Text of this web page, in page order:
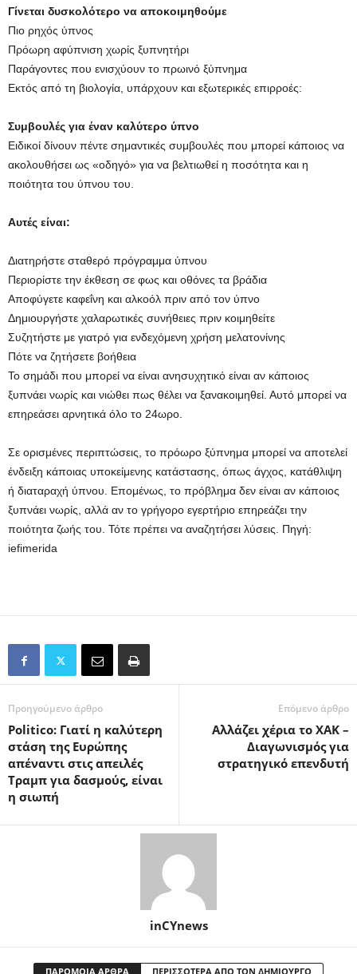
Γίνεται δυσκολότερο να αποκοιμηθούμε
Πιο ρηχός ύπνος
Πρόωρη αφύπνιση χωρίς ξυπνητήρι
Παράγοντες που ενισχύουν το πρωινό ξύπνημα
Εκτός από τη βιολογία, υπάρχουν και εξωτερικές επιρροές:
Συμβουλές για έναν καλύτερο ύπνο
Ειδικοί δίνουν πέντε σημαντικές συμβουλές που μπορεί κάποιος να
ακολουθήσει ως «οδηγό» για να βελτιωθεί η ποσότητα και η
ποιότητα του ύπνου του.
Αυτές είναι:
Διατηρήστε σταθερό πρόγραμμα ύπνου
Περιορίστε την έκθεση σε φως και οθόνες τα βράδια
Αποφύγετε καφεΐνη και αλκοόλ πριν από τον ύπνο
Δημιουργήστε χαλαρωτικές συνήθειες πριν κοιμηθείτε
Συζητήστε με γιατρό για ενδεχόμενη χρήση μελατονίνης
Πότε να ζητήσετε βοήθεια
Το σημάδι που μπορεί να είναι ανησυχητικό είναι αν κάποιος
ξυπνάει νωρίς και νιώθει πως θέλει να ξανακοιμηθεί. Αυτό μπορεί να
επηρεάσει αρνητικά όλο το 24ωρο.
Σε ορισμένες περιπτώσεις, το πρόωρο ξύπνημα μπορεί να αποτελεί
ένδειξη κάποιας υποκείμενης κατάστασης, όπως άγχος, κατάθλιψη
ή διαταραχή ύπνου. Επομένως, το πρόβλημα δεν είναι αν κάποιος
ξυπνάει νωρίς, αλλά αν το γρήγορο εγερτήριο επηρεάζει την
ποιότητα ζωής του. Τότε πρέπει να αναζητήσει λύσεις. Πηγή:
iefimerida
Προηγούμενο άρθρο
Politico: Γιατί η καλύτερη
στάση της Ευρώπης
απέναντι στις απειλές
Τραμπ για δασμούς, είναι
η σιωπή
Επόμενο άρθρο
Αλλάζει χέρια το ΧΑΚ –
Διαγωνισμός για
στρατηγικό επενδυτή
inCYnews
ΠΑΡΟΜΟΙΑ ΑΡΘΡΑ ΠΕΡΙΣΣΟΤΕΡΑ ΑΠΟ ΤΟΝ ΔΗΜΙΟΥΡΓΟ